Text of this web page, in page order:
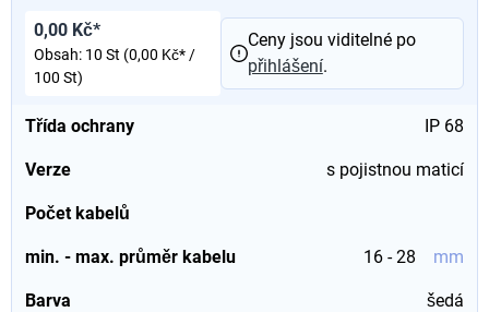
Třída ochrany IP 68
Verze s pojistnou maticí
Počet kabelů
min. - max. průměr kabelu 16 - 28 mm
Barva šedá
0,00 Kč*
Obsah: 10 St (0,00 Kč* /
100 St)
Ceny jsou viditelné po
přihlášení.